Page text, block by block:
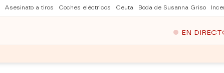
Asesinato a tiros Coches eléctricos Ceuta Boda de Susanna Griso
EN